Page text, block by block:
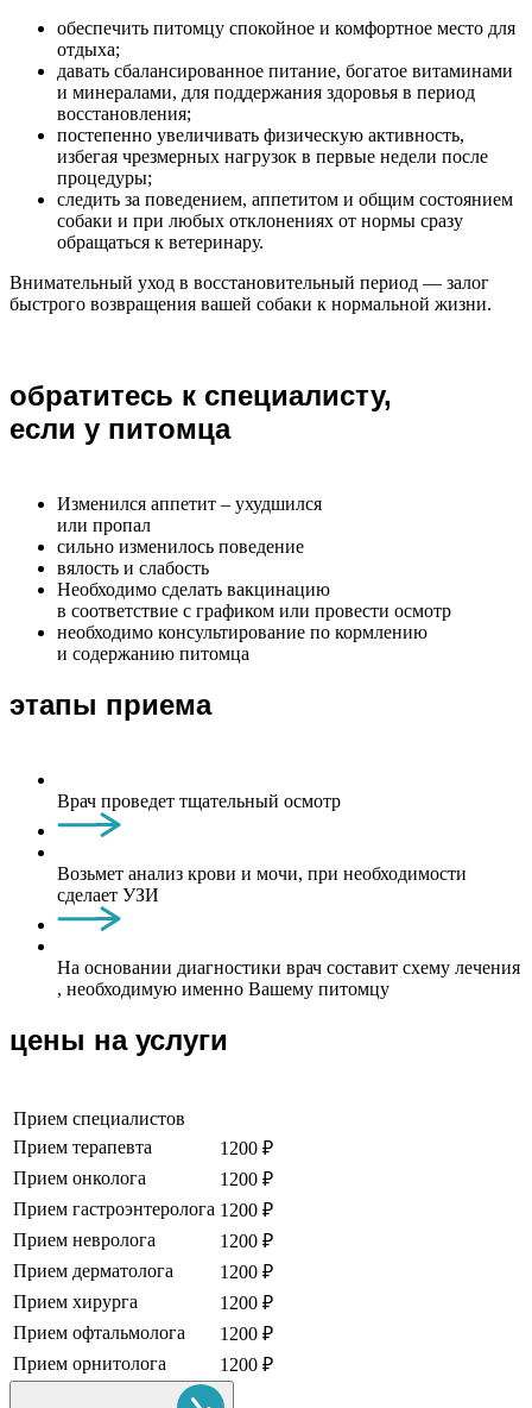
обеспечить питомцу спокойное и комфортное место для
отдыха;
давать сбалансированное питание, богатое витаминами
и минералами, для поддержания здоровья в период
восстановления;
постепенно увеличивать физическую активность,
избегая чрезмерных нагрузок в первые недели после
процедуры;
следить за поведением, аппетитом и общим состоянием
собаки и при любых отклонениях от нормы сразу
обращаться к ветеринару.
Внимательный уход в восстановительный период — залог
быстрого возвращения вашей собаки к нормальной жизни.
обратитесь к специалисту,
если у питомца
Изменился аппетит – ухудшился
или пропал
сильно изменилось поведение
вялость и слабость
Необходимо сделать вакцинацию
в соответствие с графиком или провести осмотр
необходимо консультирование по кормлению
и содержанию питомца
этапы приема
Врач проведет тщательный осмотр
Возьмет анализ крови и мочи, при необходимости
сделает УЗИ
На основании диагностики врач составит схему лечения
, необходимую именно Вашему питомцу
цены на услуги
Прием специалистов
Прием терапевта
1200 ₽
Прием онколога
1200 ₽
Прием гастроэнтеролога 1200 ₽
Прием невролога
1200 ₽
Прием дерматолога
1200 ₽
Прием хирурга
1200 ₽
Прием офтальмолога
1200 ₽
Прием орнитолога
1200 ₽